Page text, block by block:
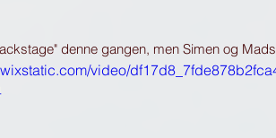
denne gangen, men Simen og
video/